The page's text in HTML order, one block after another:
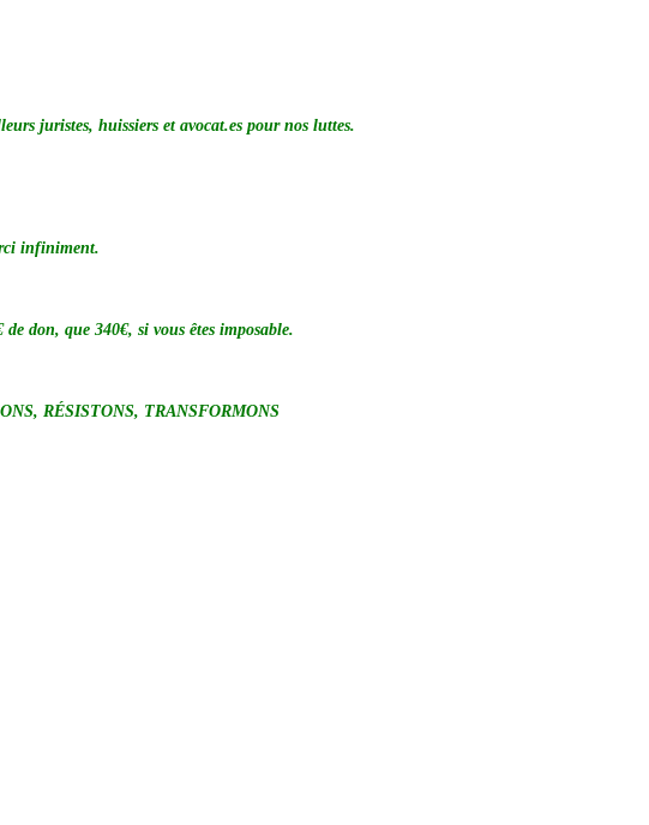
juristes, huissiers et avocat.es pour nos luttes.
infiniment.
don, que 340€, si vous êtes imposable.
TRANSFORMONS